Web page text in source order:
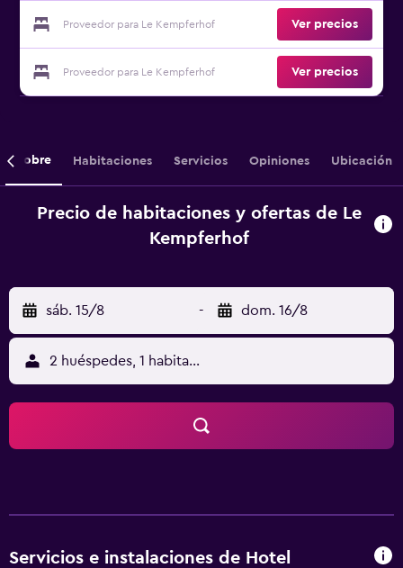
Proveedor para Le Kempferhof Ver precios
Proveedor para Le Kempferhof Ver precios
Sobre Habitaciones Servicios Opiniones Ubicación
Precio de habitaciones y ofertas de Le
Kempferhof
sáb. 15/8 - dom. 16/8
2 huéspedes, 1 habitación
Servicios e instalaciones de Hotel